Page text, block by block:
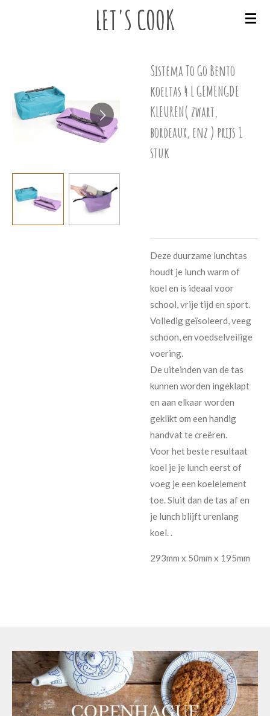
LET'S COOK
Sistema To Go Bento
koeltas 4 L GEMENGDE
KLEUREN( zwart,
bordeaux, enz ) prijs 1
stuk
Deze duurzame lunchtas
houdt je lunch warm of
koel en is ideaal voor
school, vrije tijd en sport.
Volledig geïsoleerd, veeg
schoon, en voedselveilige
voering.
De uiteinden van de tas
kunnen worden ingeklapt
en aan elkaar worden
geklikt om een handig
handvat te creëren.
Voor het beste resultaat
koel je je lunch eerst of
voeg je een koelelement
toe. Sluit dan de tas af en
je lunch blijft urenlang
koel. .
293mm x 50mm x 195mm